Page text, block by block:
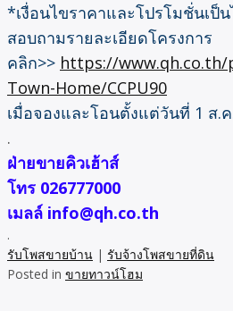
*เงื่อนไขราคาและโปรโมชั่นเป็
สอบถามรายละเอียดโครงการ
คลิก>> https://www.qh.co.th/
Town-Home/CCPU90
เมื่อจองและโอนตั้งแต่วันที่ 1 ส.
.
ฝ่ายขายคิวเฮ้าส์
โทร 026777000
เมลล์ info@qh.co.th
.
รับโพสขายบ้าน | รับจ้างโพสขายที่ดิน
Posted in ขายทาวน์โฮม